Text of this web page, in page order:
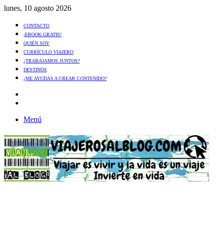
lunes, 10 agosto 2026
CONTACTO
¡EBOOK GRATIS!
QUIÉN SOY
CURRÍCULO VIAJERO
¿TRABAJAMOS JUNTOS?
DESTINOS
¿ME AYUDAS A CREAR CONTENIDO?
Menú